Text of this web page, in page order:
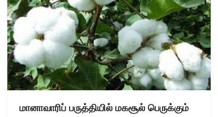
மானாவாரிப் பருத்தியில் மகசூல் பெருக்கும்